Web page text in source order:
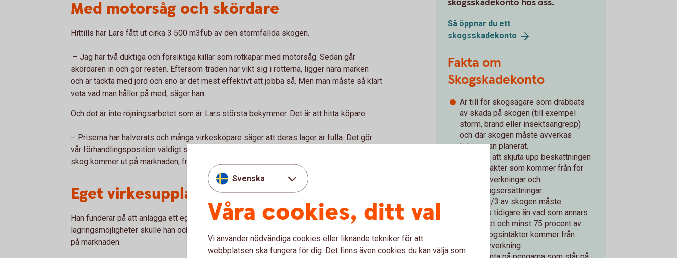
Med motorsåg och skördare
Hittills har Lars fått ut cirka 3 500 m3fub av den stormfällda skogen.
– Jag har två duktiga och försiktiga killar som rotkapar med motorsåg. Sedan går
skördaren in och gör resten. Eftersom träden har vikt sig i rötterna, ligger nära marken
och är täckta med jord och snö är det mest effektivt att jobba så. Men man måste så klart
veta vad man håller på med, säger han.
Och det är inte röjningsarbetet som är Lars största bekymmer. Det är att hitta köpare.
– Priserna har halverats och många virkesköpare säger att deras lager är fulla. Det gör
vår förhandlingsposition väldigt svag. Och hur ska det då bli i vår, när ännu mer stormfälld
skog kommer ut på marknaden, frågar han sig.
Eget virkesupplag
Han funderar på att anlägga ett eget virkesupplag, med bevattning. Med bra
lagringsmöjligheter skulle han och andra drabbade skogsägare kunna invänta en vändning
på marknaden.
Så öppnar du ett
skogsskadekonto
Fakta om
Skogskadekonto
Är till för skogsägare som drabbats
av skada på skogen (till exempel
storm, brand eller insektsangrepp)
och där skogen måste avverkas
tidigare än planerat.
Syftet är att skjuta upp beskattningen
av de intäkter som kommer från för
tidiga avverkningar och
försäkringsersättningar.
Mer än 1/3 av skogen måste
avverkas tidigare än vad som annars
varit fallet och minst 75 procent av
årets skogsintäkter kommer från
sådan avverkning.
Svenska
Våra cookies, ditt val
Vi använder nödvändiga cookies eller liknande tekniker för att
webbplatsen ska fungera för dig. Det finns även cookies du kan välja som